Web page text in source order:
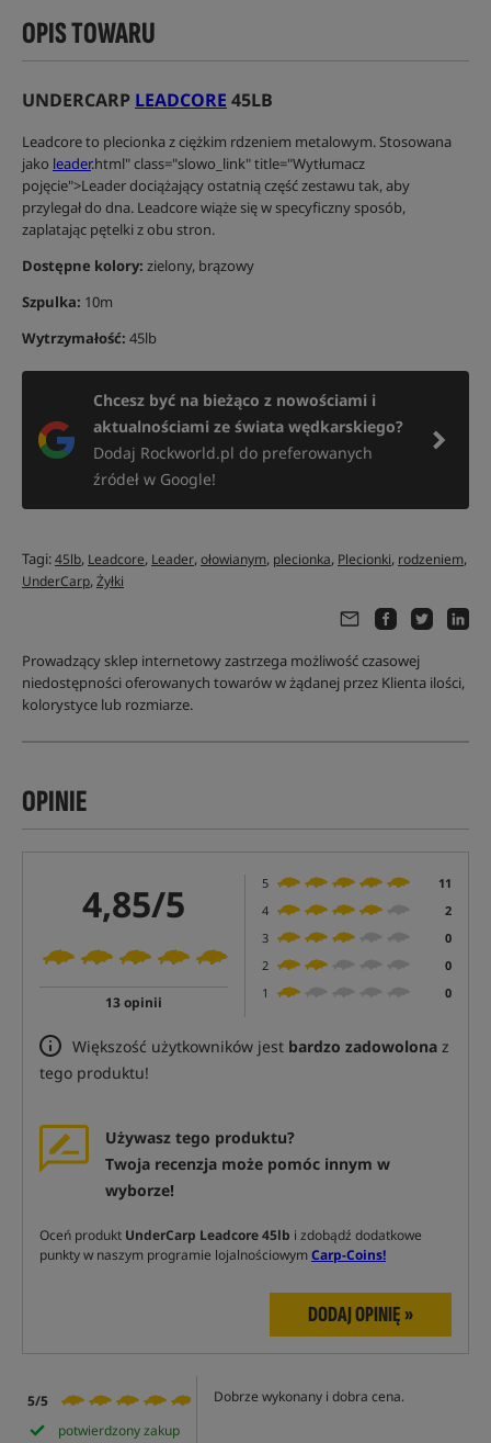
OPIS TOWARU
UNDERCARP LEADCORE 45LB
Leadcore to plecionka z ciężkim rdzeniem metalowym. Stosowana
jako leader.html" class="slowo_link" title="Wytłumacz
pojęcie">Leader dociążający ostatnią część zestawu tak, aby
przylegał do dna. Leadcore wiąże się w specyficzny sposób,
zaplatając pętelki z obu stron.
Dostępne kolory: zielony, brązowy
Szpulka: 10m
Wytrzymałość: 45lb
Chcesz być na bieżąco z nowościami i
aktualnościami ze świata wędkarskiego?
Dodaj Rockworld.pl do preferowanych
źródeł w Google!
Tagi:45lb, Leadcore, Leader,ołowianym, plecionka, Plecionki, rodzeniem,
UnderCarp,Żyłki
Prowadzący sklep internetowy zastrzega możliwość czasowej
niedostępności oferowanych towarów w żądanej przez Klienta ilości,
kolorystyce lub rozmiarze.
OPINIE
4,85/5
13 opinii
5
11
4
2
3
0
2
0
1
0
Większość użytkowników jest bardzo zadowolona z
tego produktu!
Używasz tego produktu?
Twoja recenzja może pomóc innym w
wyborze!
Oceń produkt UnderCarp Leadcore 45lb i zdobądź dodatkowe
punkty w naszym programie lojalnościowymCarp-Coins!
DODAJ OPINIĘ »
5/5
potwierdzony zakup
Dobrze wykonany i dobra cena.